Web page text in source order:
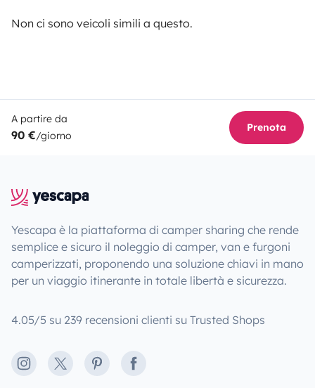
Non ci sono veicoli simili a questo.
A partire da
90 €/giorno
Prenota
Yescapa è la piattaforma di camper sharing che rende
semplice e sicuro il noleggio di camper, van e furgoni
camperizzati, proponendo una soluzione chiavi in mano
per un viaggio itinerante in totale libertà e sicurezza.
4.05/5 su 239 recensioni clienti su Trusted Shops
Instagram
X PinterestFacebook